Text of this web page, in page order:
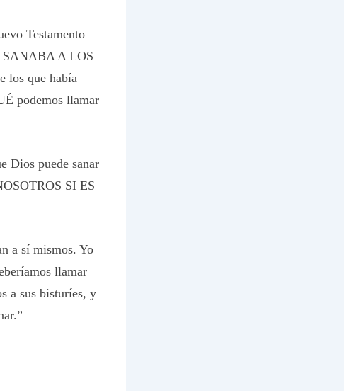
Testamento
SANABA A LOS
los que había
podemos llamar
Dios puede sanar
SI ES
a sí mismos. Yo
llamar
a sus bisturíes, y